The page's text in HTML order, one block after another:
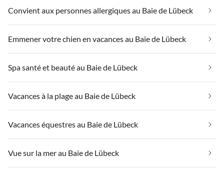
Convient aux personnes allergiques au Baie de Lübeck
Emmener votre chien en vacances au Baie de Lübeck
Spa santé et beauté au Baie de Lübeck
Vacances à la plage au Baie de Lübeck
Vacances équestres au Baie de Lübeck
Vue sur la mer au Baie de Lübeck